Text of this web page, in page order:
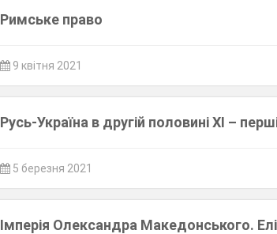
Римське право
9 квітня 2021
Русь-Україна в другій половині XI –
5 березня 2021
Імперія Олександра Македонського.